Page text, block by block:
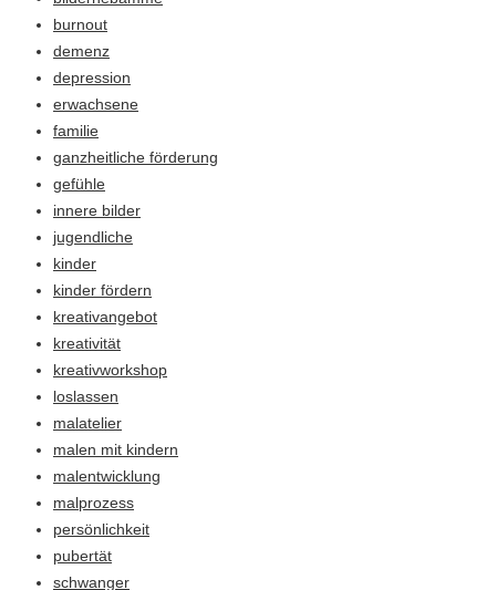
burnout
demenz
depression
erwachsene
familie
ganzheitliche förderung
gefühle
innere bilder
jugendliche
kinder
kinder fördern
kreativangebot
kreativität
kreativworkshop
loslassen
malatelier
malen mit kindern
malentwicklung
malprozess
persönlichkeit
pubertät
schwanger